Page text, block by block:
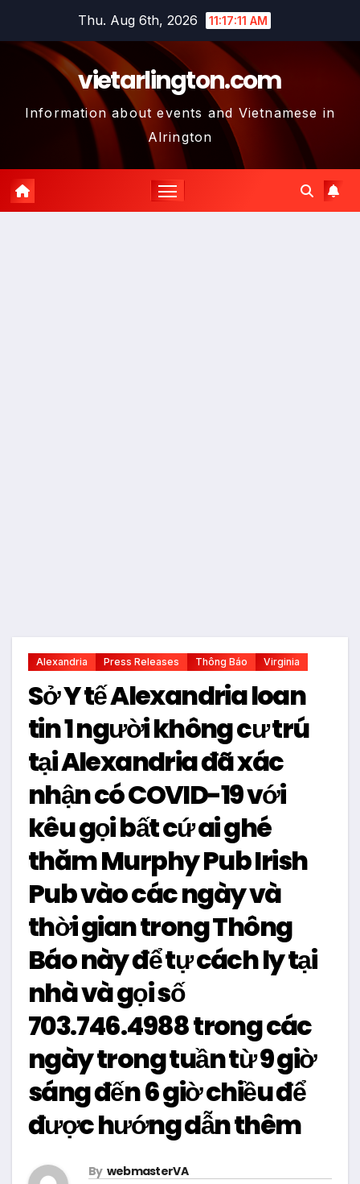
content
Thu. Aug 6th, 2026 11:17:12 AM
vietarlington.com
Information about events and Vietnamese in
Alrington
Alexandria Press Releases Thông Báo Virginia
Sở Y tế Alexandria loan
tin 1 người không cư trú
tại Alexandria đã xác
nhận có COVID-19 với
kêu gọi bất cứ ai ghé
thăm Murphy Pub Irish
Pub vào các ngày và
thời gian trong Thông
Báo này để tự cách ly tại
nhà và gọi số
703.746.4988 trong các
ngày trong tuần từ 9 giờ
sáng đến 6 giờ chiều để
được hướng dẫn thêm
By webmasterVA